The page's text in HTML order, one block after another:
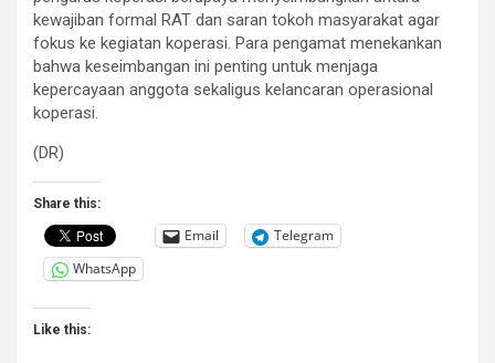
kewajiban formal RAT dan saran tokoh masyarakat agar
fokus ke kegiatan koperasi. Para pengamat menekankan
bahwa keseimbangan ini penting untuk menjaga
kepercayaan anggota sekaligus kelancaran operasional
koperasi.
(DR)
Share this:
Email
Telegram
WhatsApp
Like this: